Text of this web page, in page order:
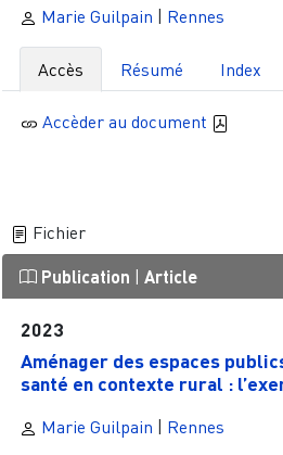
Marie Guilpain | Rennes
Accès Résumé Index
Accèder au document
Fichier
Publication | Article
2023
Aménager des espaces
santé en contexte rural :
Marie Guilpain Rennes